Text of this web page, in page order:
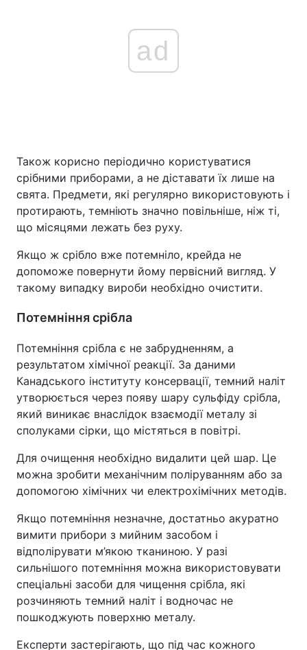
ad
Також корисно періодично користуватися
срібними приборами, а не діставати їх лише на
свята. Предмети, які регулярно використовують і
протирають, темніють значно повільніше, ніж ті,
що місяцями лежать без руху.
Якщо ж срібло вже потемніло, крейда не
допоможе повернути йому первісний вигляд. У
такому випадку вироби необхідно очистити.
Потемніння срібла
Потемніння срібла є не забрудненням, а
результатом хімічної реакції. За даними
Канадського інституту консервації, темний наліт
утворюється через появу шару сульфіду срібла,
який виникає внаслідок взаємодії металу зі
сполуками сірки, що містяться в повітрі.
Для очищення необхідно видалити цей шар. Це
можна зробити механічним поліруванням або за
допомогою хімічних чи електрохімічних методів.
Якщо потемніння незначне, достатньо акуратно
вимити прибори з мийним засобом і
відполірувати м’якою тканиною. У разі
сильнішого потемніння можна використовувати
спеціальні засоби для чищення срібла, які
розчиняють темний наліт і водночас не
пошкоджують поверхню металу.
Експерти застерігають, що під час кожного